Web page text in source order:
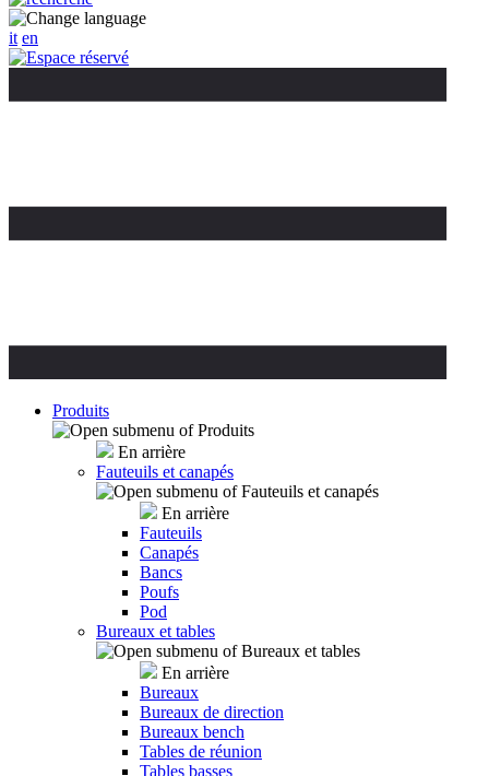
it en
Produits
En arrière
Fauteuils et canapés
En arrière
Fauteuils
Canapés
Bancs
Poufs
Pod
Bureaux et tables
En arrière
Bureaux
Bureaux de direction
Bureaux bench
Tables de réunion
Tables basses